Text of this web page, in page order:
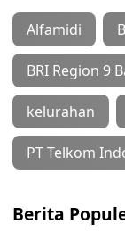
Alfamidi
BRI Region 9
kelurahan
PT Telkom
Berita